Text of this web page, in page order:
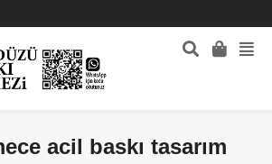
acil baskı tasarım